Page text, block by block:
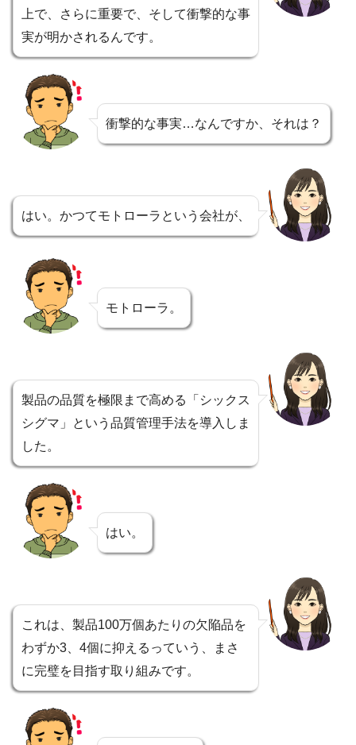
上で、さらに重要で、そして衝撃的な事
実が明かされるんです。
衝撃的な事実…なんですか、それは？
はい。かつてモトローラという会社が、
モトローラ。
製品の品質を極限まで高める「シックス
シグマ」という品質管理手法を導入しま
した。
はい。
これは、製品100万個あたりの欠陥品を
わずか3、4個に抑えるっていう、まさ
に完璧を目指す取り組みです。